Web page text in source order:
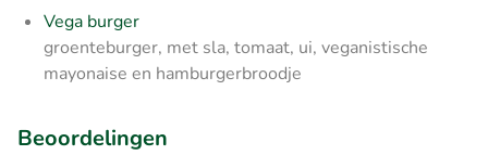
Vega burger
groenteburger, met sla, tomaat, ui, veganistische
mayonaise en hamburgerbroodje
Beoordelingen